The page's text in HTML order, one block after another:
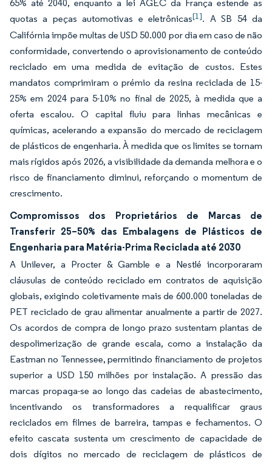
65% até 2040, enquanto a lei AGEC da França estende as
quotas a peças automotivas e eletrônicas[1]. A SB 54 da
Califórnia impõe multas de USD 50.000 por dia em caso de não
conformidade, convertendo o aprovisionamento de conteúdo
reciclado em uma medida de evitação de custos. Estes
mandatos comprimiram o prémio da resina reciclada de 15-
25% em 2024 para 5-10% no final de 2025, à medida que a
oferta escalou. O capital fluiu para linhas mecânicas e
químicas, acelerando a expansão do mercado de reciclagem
de plásticos de engenharia. À medida que os limites se tornam
mais rígidos após 2026, a visibilidade da demanda melhora e o
risco de financiamento diminui, reforçando o momentum de
crescimento.
Compromissos dos Proprietários de Marcas de
Transferir 25–50% das Embalagens de Plásticos de
Engenharia para Matéria-Prima Reciclada até 2030
A Unilever, a Procter & Gamble e a Nestlé incorporaram
cláusulas de conteúdo reciclado em contratos de aquisição
globais, exigindo coletivamente mais de 600.000 toneladas de
PET reciclado de grau alimentar anualmente a partir de 2027.
Os acordos de compra de longo prazo sustentam plantas de
despolimerização de grande escala, como a instalação da
Eastman no Tennessee, permitindo financiamento de projetos
superior a USD 150 milhões por instalação. A pressão das
marcas propaga-se ao longo das cadeias de abastecimento,
incentivando os transformadores a requalificar graus
reciclados em filmes de barreira, tampas e fechamentos. O
efeito cascata sustenta um crescimento de capacidade de
dois dígitos no mercado de reciclagem de plásticos de